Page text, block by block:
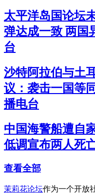
太平洋岛国论坛
弹达成一致 两国
台
沙特阿拉伯与土
议：袭击一国等
播电台
中国海警船遭自
低调宣布两人死
查看全部
茉莉花论坛作为一个开放